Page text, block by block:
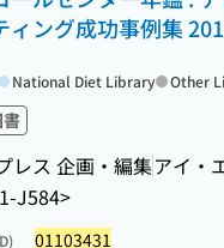
ィング成功事例集
書
レス 企画・編集アイ・
J584>
National Diet Library Other
01103431